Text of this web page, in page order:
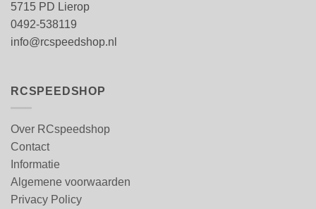
5715 PD Lierop
0492-538119
info@rcspeedshop.nl
RCSPEEDSHOP
Over RCspeedshop
Contact
Informatie
Algemene voorwaarden
Privacy Policy